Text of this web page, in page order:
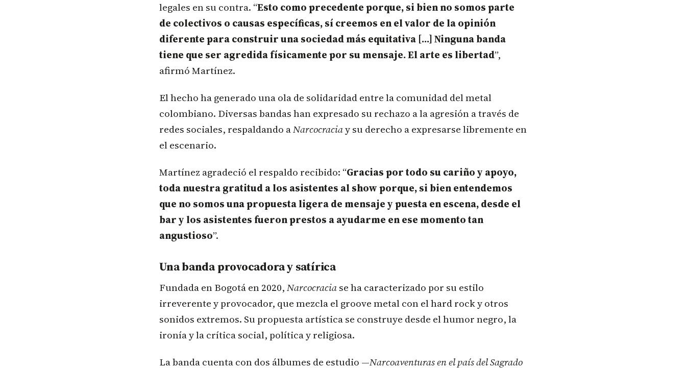
legales en su contra. “Esto como precedente porque, si bien no somos parte
de colectivos o causas específicas, sí creemos en el valor de la opinión
diferente para construir una sociedad más equitativa […] Ninguna banda
tiene que ser agredida físicamente por su mensaje. El arte es libertad”,
afirmó Martínez.
El hecho ha generado una ola de solidaridad entre la comunidad del metal
colombiano. Diversas bandas han expresado su rechazo a la agresión a través de
redes sociales, respaldando aNarcocraciay su derecho a expresarse libremente en
el escenario.
Martínez agradeció el respaldo recibido: “Gracias por todo su cariño y apoyo,
toda nuestra gratitud a los asistentes al show porque, si bien entendemos
que no somos una propuesta ligera de mensaje y puesta en escena, desde el
bar y los asistentes fueron prestos a ayudarme en ese momento tan
angustioso”.
Una banda provocadora y satírica
Fundada en Bogotá en 2020,Narcocraciase ha caracterizado por su estilo
irreverente y provocador, que mezcla el groove metal con el hard rock y otros
sonidos extremos. Su propuesta artística se construye desde el humor negro, la
ironía y la crítica social, política y religiosa.
La banda cuenta con dos álbumes de estudio —Narcoaventuras en el país del Sagrado